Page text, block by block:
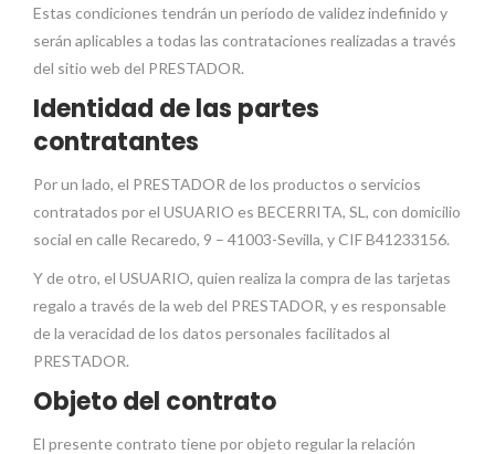
Estas condiciones tendrán un período de validez indefinido y
serán aplicables a todas las contrataciones realizadas a través
del sitio web del PRESTADOR.
Identidad de las partes
contratantes
Por un lado, el PRESTADOR de los productos o servicios
contratados por el USUARIO es BECERRITA, SL, con domicilio
social en calle Recaredo, 9 – 41003-Sevilla, y CIF B41233156.
Y de otro, el USUARIO, quien realiza la compra de las tarjetas
regalo a través de la web del PRESTADOR, y es responsable
de la veracidad de los datos personales facilitados al
PRESTADOR.
Objeto del contrato
El presente contrato tiene por objeto regular la relación